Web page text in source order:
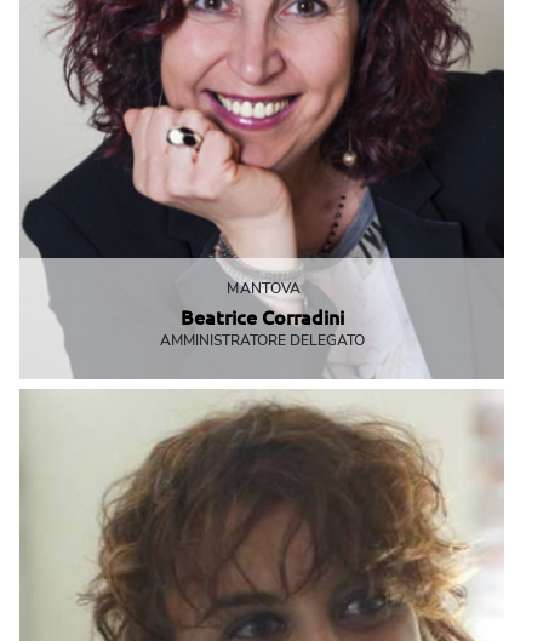
Spedizioni
Spedizione
Pre-Spedizione
Post-Spedizione
Grafica & Stampa
Comunicazione & Grafica
Stampa Digitale & Offset
Abbigliamento & Gadget
MANTOVA
Beatrice Corradini
AMMINISTRATORE DELEGATO
Quando pensa una cosa...la vuole già fatta!
bcorradini@mbemantova.it